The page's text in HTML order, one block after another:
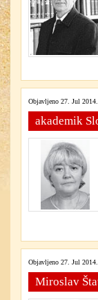
Objavljeno 27. Jul 2014.
akademik
Objavljeno 27. Jul 2014.
Miroslav